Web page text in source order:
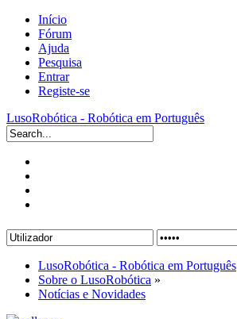
Início
Fórum
Ajuda
Pesquisa
Entrar
Registe-se
LusoRobótica - Robótica em Português
LusoRobótica - Robótica em Português
Sobre o LusoRobótica »
Notícias e Novidades